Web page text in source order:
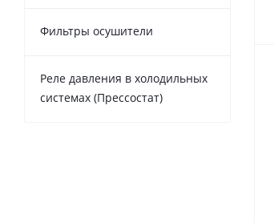
Фильтры осушители
Реле давления в холодильных
системах (Прессостат)